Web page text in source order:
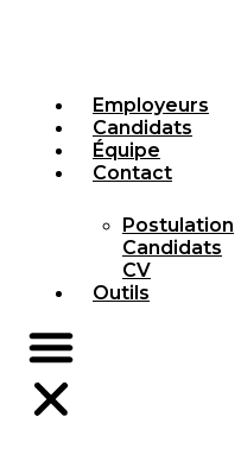
Employeurs
Candidats
Équipe
Contact
Postulation
Candidats
CV
Outils